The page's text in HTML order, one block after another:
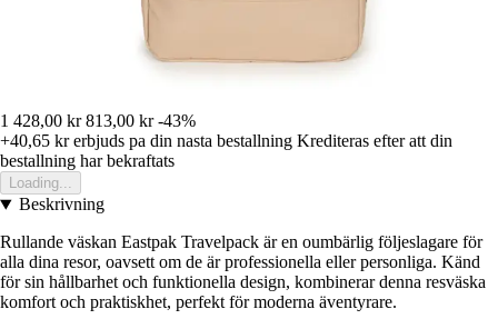
1 428,00 kr 813,00 kr -43%
+40,65 krerbjuds pa din nasta bestallning Krediteras efter att din
bestallning har bekraftats
Loading...
Beskrivning
Rullande väskan Eastpak Travelpack är en oumbärlig följeslagare för
alla dina resor, oavsett om de är professionella eller personliga. Känd
för sin hållbarhet och funktionella design, kombinerar denna resväska
komfort och praktiskhet, perfekt för moderna äventyrare.